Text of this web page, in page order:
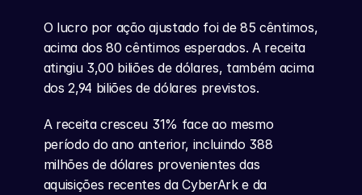
O lucro por ação ajustado foi de 85 cêntimos,
acima dos 80 cêntimos esperados. A receita
atingiu 3,00 biliões de dólares, também acima
dos 2,94 biliões de dólares previstos.
A receita cresceu 31% face ao mesmo
período do ano anterior, incluindo 388
milhões de dólares provenientes das
aquisições recentes da CyberArk e da